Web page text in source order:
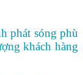
phát sóng phù
khách hàng